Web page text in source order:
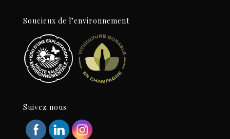
Soucieux de l’environnement
Suivez nous